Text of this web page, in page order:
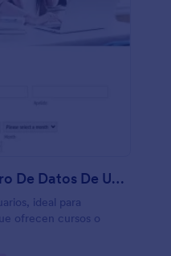
Formulario De Registro De Datos De Usuarios
ideal para
ofrecen cursos o